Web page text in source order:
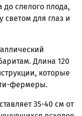
спелого плода,
для глаз и
Длина 120
которые
фермеры.
35-40 см от